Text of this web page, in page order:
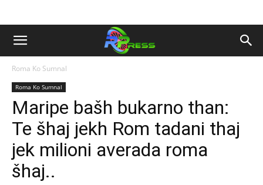
Roma Ko Sumnal
Roma Ko Sumnal
Maripe bašh bukarno than:
Te šhaj jekh Rom tadani thaj
jek milioni averada roma
šhaj..